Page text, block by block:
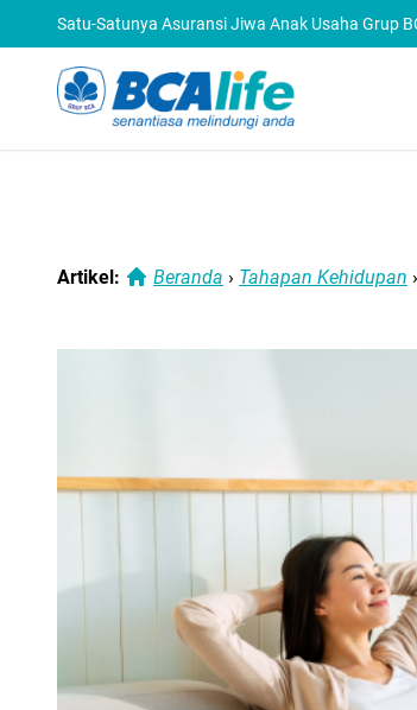
Satu-Satunya Asuransi Jiwa Anak Usaha Grup
Artikel: Beranda › Tahapan Kehidupan ›